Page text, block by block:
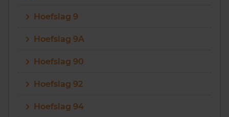
Hoefslag 9
Hoefslag 9A
Hoefslag 90
Hoefslag 92
Hoefslag 94